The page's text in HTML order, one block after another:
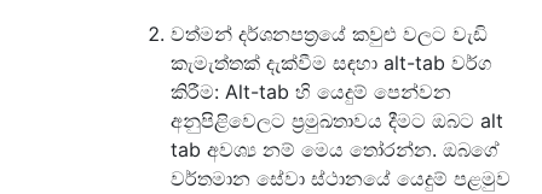
වත්මන් දර්ශනපත්‍රයේ කවුළු වලට වැඩි
කැමැත්තක් දැක්වීම සඳහා alt-tab වර්ග
කිරීම: Alt-tab හි යෙදුම් පෙන්වන
අනුපිළිවෙලට ප්‍රමුඛතාවය දීමට ඔබට alt
tab අවශ්‍ය නම් මෙය තෝරන්න. ඔබගේ
වර්තමාන සේවා ස්ථානයේ යෙදුම් පළමුව